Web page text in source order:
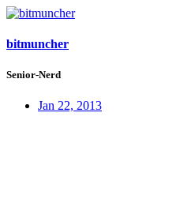
bitmuncher
Senior-Nerd
Jan 22, 2013